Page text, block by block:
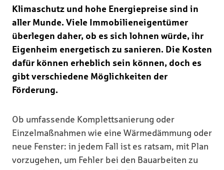
Klimaschutz und hohe Energiepreise sind in
aller Munde. Viele Immobilieneigentümer
überlegen daher, ob es sich lohnen würde, ihr
Eigenheim energetisch zu sanieren. Die Kosten
dafür können erheblich sein können, doch es
gibt verschiedene Möglichkeiten der
Förderung.
Ob umfassende Komplettsanierung oder
Einzelmaßnahmen wie eine Wärmedämmung oder
neue Fenster: in jedem Fall ist es ratsam, mit Plan
vorzugehen, um Fehler bei den Bauarbeiten zu